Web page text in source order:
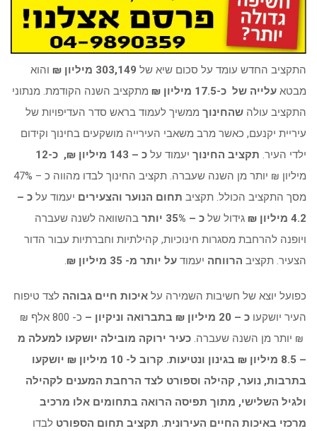
התקציב החדש עומד על סכום שיא של 303,149 מיליון ₪
והוא
מבטא עלייה של כ-17.5 מיליון ₪
מתקציב השנה הקודמת. מנתוני
התקציב עולה שהחינוך ממשיך לעמוד בראש סדר העדיפויות של
עיריית יקנעם, כאשר מרב משאבי העירייה מושקעים בחינוך וקידום
ילדי העיר. תקציב החינוך יעמוד על כ – 143 מיליון ₪, כ-12
מיליון ₪ יותר מן השנה שעברה. תקציב החינוך לבדו מהווה כ – 47%
מסך התקציב הכולל. תקציב תחום הנוער והצעירים יעמוד על כ –
4.2 מיליון ₪
גידול של כ – 35% יותר
בהשוואה לשנה שעברה
ויופנה להרחבת מסגרות חינוכיות, קהילתיות וחברתיות עבור הדור
הצעיר. תקציב הרווחה יעמוד על יותר מ- 35 מיליון ₪ .
כפועל יוצא של חשיבות השמירה על איכות חיים גבוהה לצד טיפוח
העיר יושקעו כ – 20 מיליון ₪ בתברואה וניקיון –
כ- 800 אלף ₪
₪ יותר מן השנה שעברה. כעיר ירוקה מובילה יושקעו למעלה מ
– 8.5 מיליון ₪ בגינון ונטיעות. קרוב ל- 10 מיליון ₪ יושקעו
בתרבות, נוער, קהילה וספורט לצד הרחבת המענים לקהילה
ולגיל השלישי, מתוך תפיסה הרואה בתחומים אלו מרכיב
מרכזי באיכות החיים העירונית. תקציב תחום הספורט לבדו